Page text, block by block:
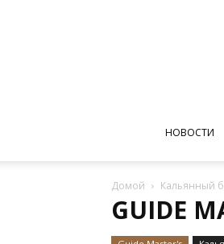
НОВОСТИ
Домой Кальянный
GUIDE